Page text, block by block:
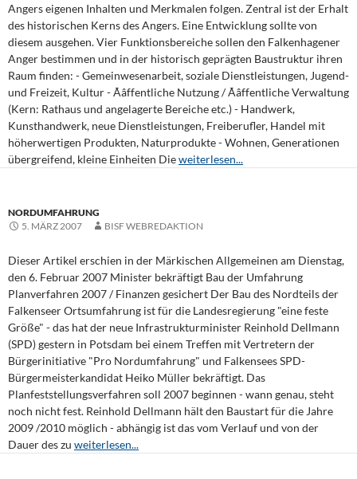
Angers eigenen Inhalten und Merkmalen folgen. Zentral ist der Erhalt
des historischen Kerns des Angers. Eine Entwicklung sollte von
diesem ausgehen. Vier Funktionsbereiche sollen den Falkenhagener
Anger bestimmen und in der historisch geprägten Baustruktur ihren
Raum finden: - Gemeinwesenarbeit, soziale Dienstleistungen, Jugend-
und Freizeit, Kultur - Ãâffentliche Nutzung / Ãâffentliche Verwaltung
(Kern: Rathaus und angelagerte Bereiche etc.) - Handwerk,
Kunsthandwerk, neue Dienstleistungen, Freiberufler, Handel mit
höherwertigen Produkten, Naturprodukte - Wohnen, Generationen
übergreifend, kleine Einheiten Dieweiterlesen...
NORDUMFAHRUNG
5. MÄRZ 2007
BISF WEBREDAKTION
Dieser Artikel erschien in der Märkischen Allgemeinen am Dienstag,
den 6. Februar 2007 Minister bekräftigt Bau der Umfahrung
Planverfahren 2007 / Finanzen gesichert Der Bau des Nordteils der
Falkenseer Ortsumfahrung ist für die Landesregierung "eine feste
Größe" - das hat der neue Infrastrukturminister Reinhold Dellmann
(SPD) gestern in Potsdam bei einem Treffen mit Vertretern der
Bürgerinitiative "Pro Nordumfahrung" und Falkensees SPD-
Bürgermeisterkandidat Heiko Müller bekräftigt. Das
Planfeststellungsverfahren soll 2007 beginnen - wann genau, steht
noch nicht fest. Reinhold Dellmann hält den Baustart für die Jahre
2009 /2010 möglich - abhängig ist das vom Verlauf und von der
Dauer des zu weiterlesen...